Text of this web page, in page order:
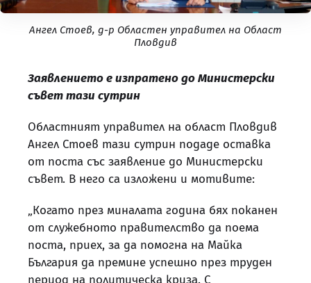
Ангел Стоев, д-р Областен управител на Област
Пловдив
Заявлението е изпратено до Министерски
съвет тази сутрин
Областният управител на област Пловдив
Ангел Стоев тази сутрин подаде оставка
от поста със заявление до Министерски
съвет. В него са изложени и мотивите:
„Когато през миналата година бях поканен
от служебното правителство да поема
поста, приех, за да помогна на Майка
България да премине успешно през труден